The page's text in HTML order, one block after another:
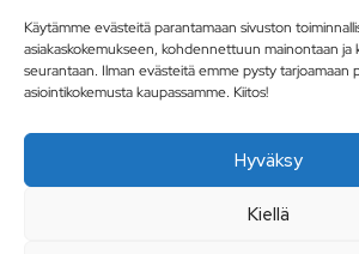
Käytämme evästeitä parantamaan sivuston
asiakaskokemukseen, kohdennettuun mainontaan ja
seurantaan. Ilman evästeitä emme pysty tarjoamaan
asiointikokemusta kaupassamme. Kiitos!
Hyväksy
Kiellä